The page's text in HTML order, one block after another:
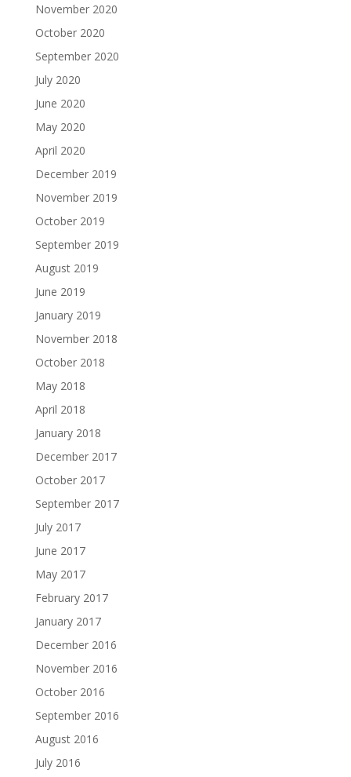
November 2020
October 2020
September 2020
July 2020
June 2020
May 2020
April 2020
December 2019
November 2019
October 2019
September 2019
August 2019
June 2019
January 2019
November 2018
October 2018
May 2018
April 2018
January 2018
December 2017
October 2017
September 2017
July 2017
June 2017
May 2017
February 2017
January 2017
December 2016
November 2016
October 2016
September 2016
August 2016
July 2016